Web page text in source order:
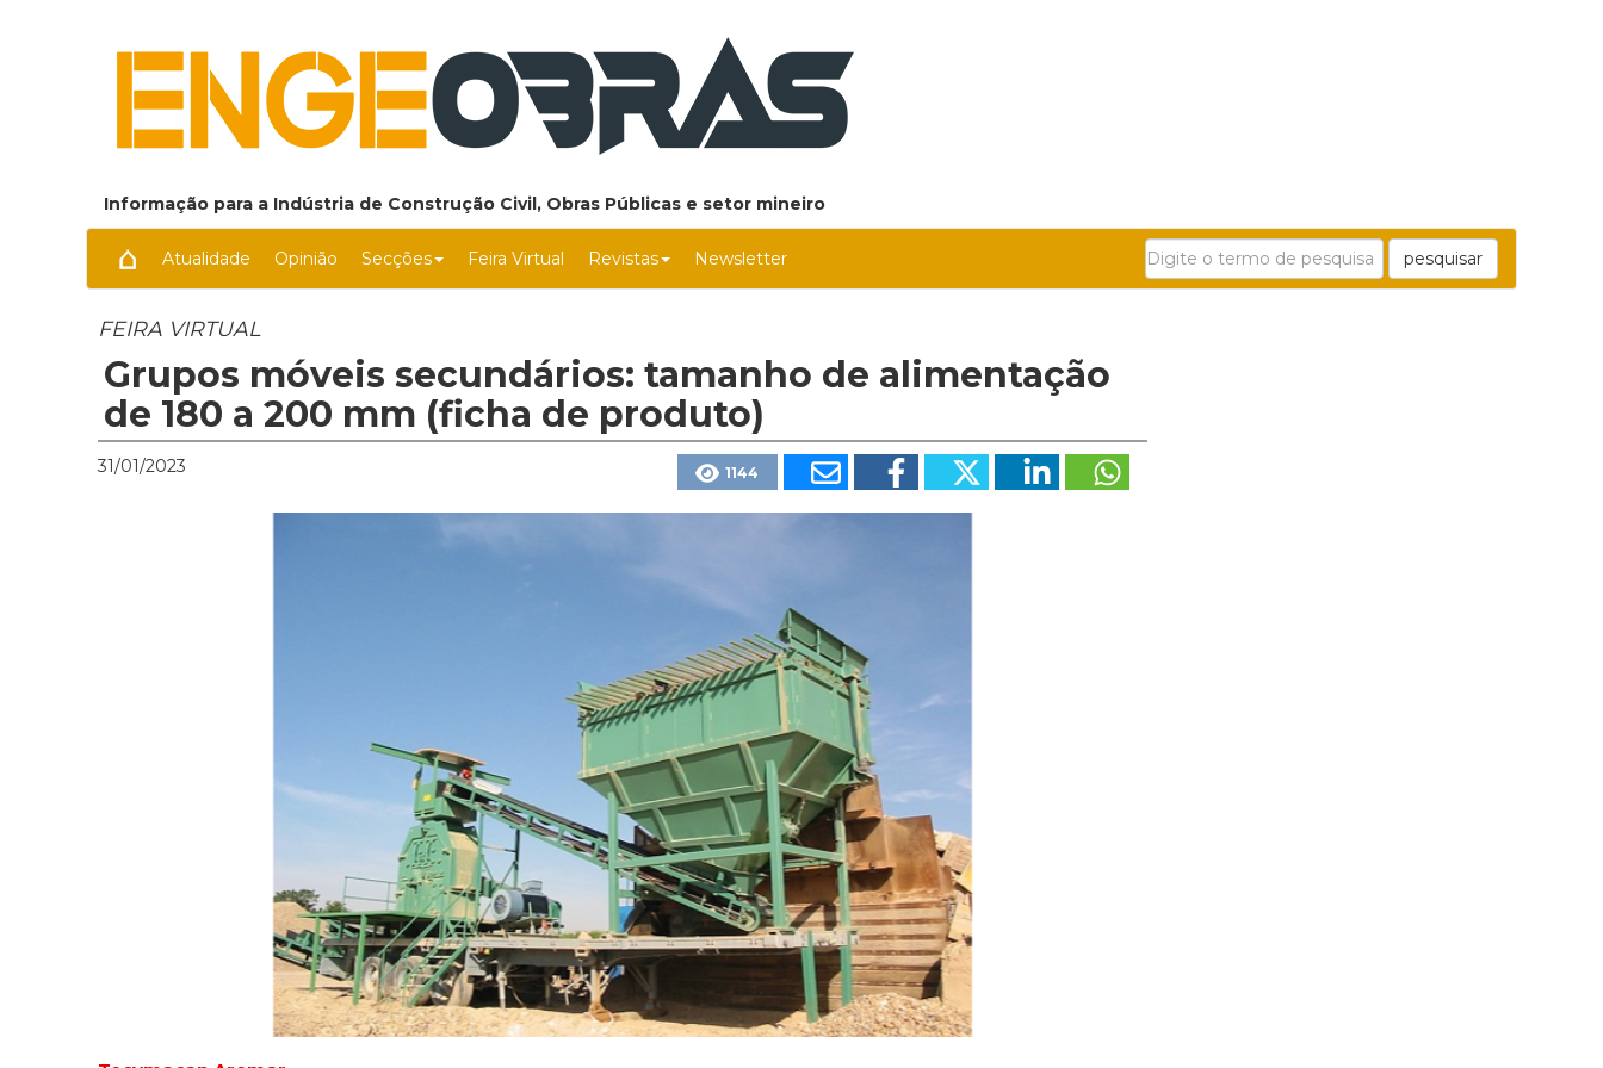
Informação para a Indústria de Construção Civil, Obras Públicas e setor mineiro
Atualidade Opinião Secções Feira Virtual Revistas Newsletter pesquisar
FEIRA VIRTUAL
Grupos móveis secundários: tamanho de alimentação
de 180 a 200 mm (ficha de produto)
31/01/2023 1144